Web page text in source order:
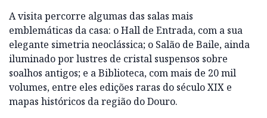
A visita percorre algumas das salas mais
emblemáticas da casa: o Hall de Entrada, com a sua
elegante simetria neoclássica; o Salão de Baile, ainda
iluminado por lustres de cristal suspensos sobre
soalhos antigos; e a Biblioteca, com mais de 20 mil
volumes, entre eles edições raras do século XIX e
mapas históricos da região do Douro.